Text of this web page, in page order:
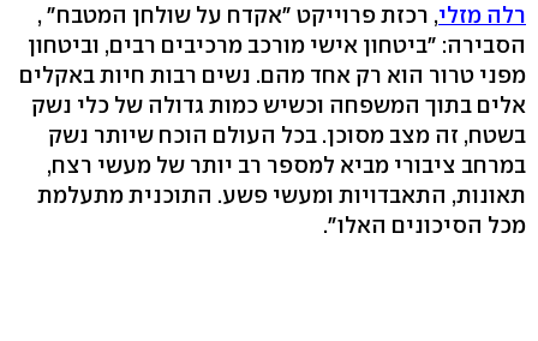
רלה מזלי, רכזת פרוייקט "אקדח על שולחן המטבח" ,
הסבירה: "ביטחון אישי מורכב מרכיבים רבים, וביטחון
מפני טרור הוא רק אחד מהם. נשים רבות חיות באקלים
אלים בתוך המשפחה וכשיש כמות גדולה של כלי נשק
בשטח, זה מצב מסוכן. בכל העולם הוכח שיותר נשק
במרחב ציבורי מביא למספר רב יותר של מעשי רצח,
תאונות, התאבדויות ומעשי פשע. התוכנית מתעלמת
מכל הסיכונים האלו".